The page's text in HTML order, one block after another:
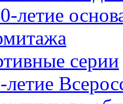
летие
серии
летие